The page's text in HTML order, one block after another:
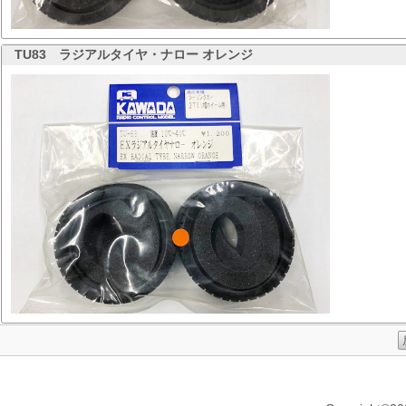
TU83 ラジアルタイヤ・ナロー オレンジ